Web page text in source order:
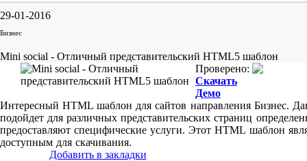
29-01-2016
Бизнес
Mini social - Отличный представительский HTML5 шаблон
Проверено:
Скачать
Демо
Интересный HTML шаблон для сайтов направления Бизнес.
подойдет для различных представительских страниц
предоставляют специфические услуги. Этот HTML шаблон
доступным для скачивания.
Добавить в закладки